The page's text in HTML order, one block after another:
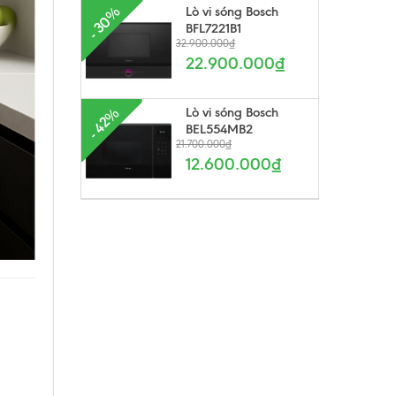
- 30%
Lò vi sóng Bosch
BFL7221B1
32.900.000₫
22.900.000₫
- 42%
Lò vi sóng Bosch
BEL554MB2
21.700.000₫
12.600.000₫